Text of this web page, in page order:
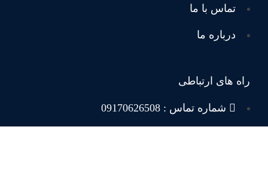
تماس با ما
درباره ما
راه های ارتباطی
شماره تماس : 09170626508